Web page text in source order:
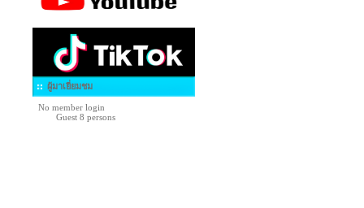
ผู้มาเยี่ยมชม
No member login
Guest 8 persons